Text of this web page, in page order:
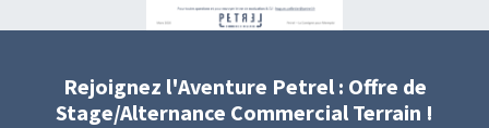
Rejoignez l'Aventure Petrel : Offre de
Stage/Alternance Commercial Terrain !